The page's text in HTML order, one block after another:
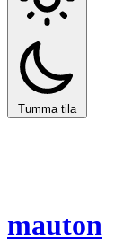
Tumma tila
mauton